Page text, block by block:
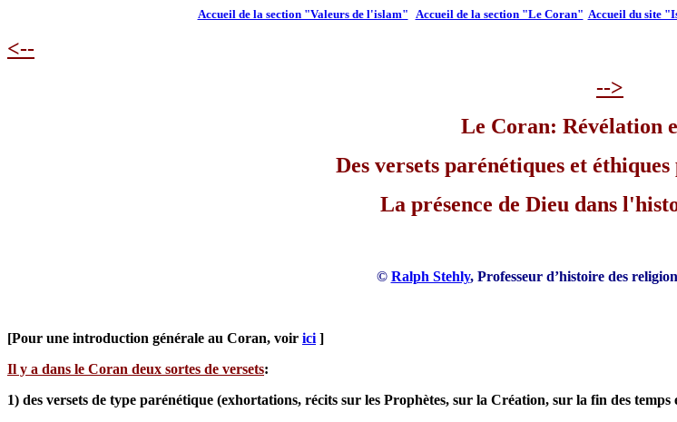
Accueil de la section "Valeurs de l'islam" Accueil de la section "Le Coran" Accueil du site
<--
-->
Le Coran: Révélation
Des versets parénétiques et
La présence de Dieu dans
© Ralph Stehly, Professeur d’histoire des
[Pour une introduction générale au Coran, voir ici ]
Il y a dans le Coran deux sortes de versets:
1) des versets de type parénétique (exhortations, récits sur les Prophètes, sur la Création, sur la fin des